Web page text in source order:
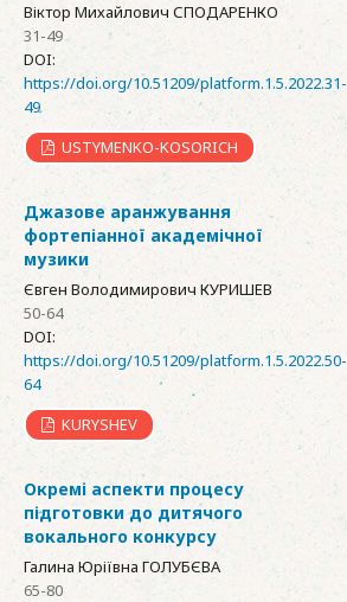
Віктор Михайлович СПОДАРЕНКО
31-49
DOI:
https://doi.org/10.51209/platform.1.5.2022.31-
49
USTYMENKO-KOSORICH
Джазове аранжування
фортепіанної академічної
музики
Євген Володимирович КУРИШЕВ
50-64
DOI:
https://doi.org/10.51209/platform.1.5.2022.50-
64
KURYSHEV
Окремі аспекти процесу
підготовки до дитячого
вокального конкурсу
Галина Юріївна ГОЛУБЄВА
65-80